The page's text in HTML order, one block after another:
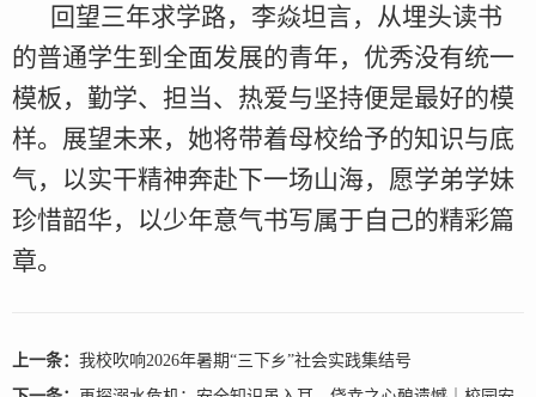
回望三年求学路，李焱坦言，从埋头读书
的普通学生到全面发展的青年，优秀没有统一
模板，勤学、担当、热爱与坚持便是最好的模
样。展望未来，她将带着母校给予的知识与底
气，以实干精神奔赴下一场山海，愿学弟学妹
珍惜韶华，以少年意气书写属于自己的精彩篇
章。
上一条： 我校吹响2026年暑期“三下乡”社会实践集结号